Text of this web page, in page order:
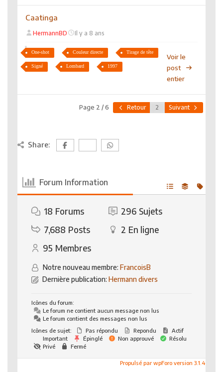
Caatinga
HermannBD Il y a 8 ans
One-shot Couleur directe Tirage de tête
Signé Lombard 1997
Voir le
post
entier
Page 2 / 6 Retour Suivant
Share:
Forum Information
18 Forums 296 Sujets
7,688 Posts 2 En ligne
95 Membres
Notre nouveau membre: FrancoisB
Dernière publication: Hermann divers
Icônes du forum:
Le forum ne contient aucun message non lus
Le forum contient des messages non lus
Icônes de sujet:
Pas répondu Repondu
Actif
Important
Épinglé Non approuvé
Résolu
Privé
Fermé
Propulsé par wpForo version 3.1.4